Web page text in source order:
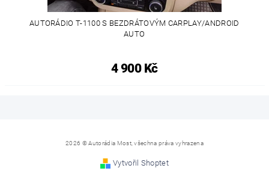
AUTORÁDIO T-1100 S BEZDRÁTOVÝM CARPLAY/ANDROID
AUTO
4 900 Kč
2026 © Autorádia Most, všechna práva vyhrazena
Vytvořil Shoptet